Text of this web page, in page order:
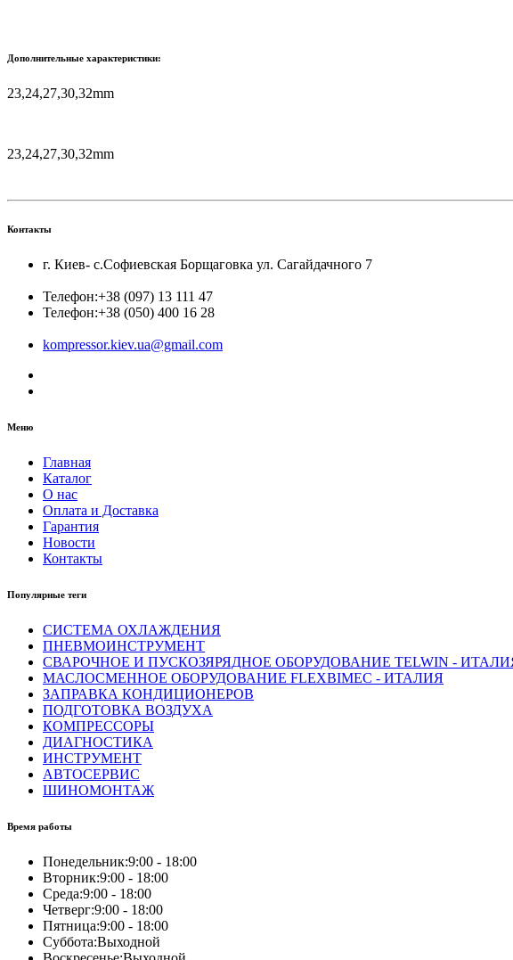
Дополнительные характеристики:
23,24,27,30,32mm
23,24,27,30,32mm
Контакты
г. Киев- с.Софиевская Борщаговка ул. Сагайдачного 7
Телефон:+38 (097) 13 111 47
Телефон:+38 (050) 400 16 28
kompressor.kiev.ua@gmail.com
Меню
Главная
Каталог
О нас
Оплата и Доставка
Гарантия
Новости
Контакты
Популярные теги
СИСТЕМА ОХЛАЖДЕНИЯ
ПНЕВМОИНСТРУМЕНТ
СВАРОЧНОЕ И ПУСКОЗЯРЯДНОЕ ОБОРУДОВАНИЕ TELWIN -
МАСЛОСМЕННОЕ ОБОРУДОВАНИЕ FLEXBIMEC - ИТАЛИЯ
ЗАПРАВКА КОНДИЦИОНЕРОВ
ПОДГОТОВКА ВОЗДУХА
КОМПРЕССОРЫ
ДИАГНОСТИКА
ИНСТРУМЕНТ
АВТОСЕРВИС
ШИНОМОНТАЖ
Время работы
Понедельник:9:00 - 18:00
Вторник:9:00 - 18:00
Среда:9:00 - 18:00
Четверг:9:00 - 18:00
Пятница:9:00 - 18:00
Суббота:Выходной